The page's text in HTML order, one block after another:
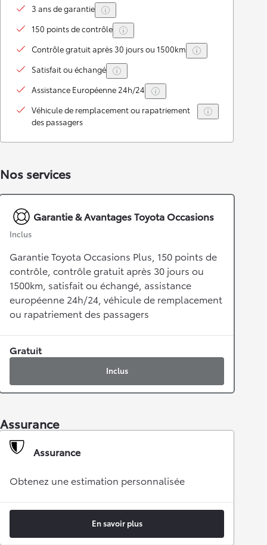
3 ans de garantie
150 points de contrôle
Contrôle gratuit après 30 jours ou 1500km
Satisfait ou échangé
Assistance Européenne 24h/24
Véhicule de remplacement ou rapatriement
des passagers
Nos services
Garantie & Avantages Toyota Occasions
Inclus
Garantie Toyota Occasions Plus, 150 points de
contrôle, contrôle gratuit après 30 jours ou
1500km, satisfait ou échangé, assistance
européenne 24h/24, véhicule de remplacement
ou rapatriement des passagers
Gratuit
Inclus
Assurance
Assurance
Obtenez une estimation personnalisée
En savoir plus